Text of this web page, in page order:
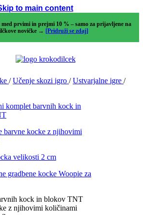
to main content
prvimi in prejmi 10 % – samo za prijavljene na
novičke → [Pridruži se zdaj]
/ Učenje skozi igro / Ustvarjalne igre /